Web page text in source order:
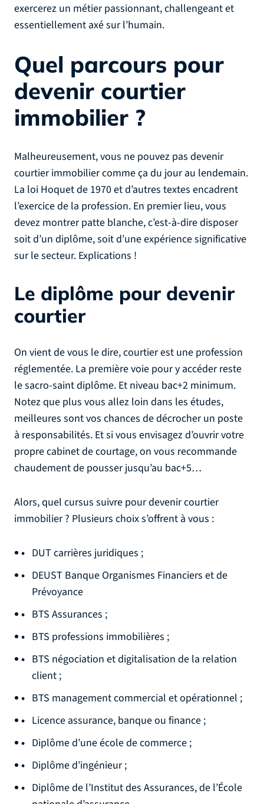
exercerez un métier passionnant, challengeant et
essentiellement axé sur l’humain.
Quel parcours pour
devenir courtier
immobilier ?
Malheureusement, vous ne pouvez pas devenir
courtier immobilier comme ça du jour au lendemain.
La loi Hoquet de 1970 et d’autres textes encadrent
l’exercice de la profession. En premier lieu, vous
devez montrer patte blanche, c’est-à-dire disposer
soit d’un diplôme, soit d’une expérience significative
sur le secteur. Explications !
Le diplôme pour devenir
courtier
On vient de vous le dire, courtier est une profession
réglementée. La première voie pour y accéder reste
le sacro-saint diplôme. Et niveau bac+2 minimum.
Notez que plus vous allez loin dans les études,
meilleures sont vos chances de décrocher un poste
à responsabilités. Et si vous envisagez d’ouvrir votre
propre cabinet de courtage, on vous recommande
chaudement de pousser jusqu’au bac+5…
Alors, quel cursus suivre pour devenir courtier
immobilier ? Plusieurs choix s’offrent à vous :
DUT carrières juridiques ;
DEUST Banque Organismes Financiers et de
Prévoyance
BTS Assurances ;
BTS professions immobilières ;
BTS négociation et digitalisation de la relation
client ;
BTS management commercial et opérationnel ;
Licence assurance, banque ou finance ;
Diplôme d’une école de commerce ;
Diplôme d’ingénieur ;
Diplôme de l’Institut des Assurances, de l’École